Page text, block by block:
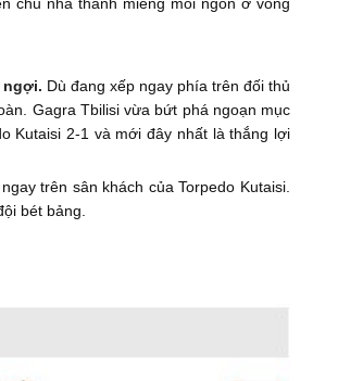
chủ nhà thành miếng mồi ngon ở vòng
ngợi. Dù đang xếp ngay phía trên đối thủ
Gagra Tbilisi vừa bứt phá ngoạn mục
Kutaisi 2-1 và mới đây nhất là thắng lợi
trên sân khách của Torpedo Kutaisi.
bét bảng.